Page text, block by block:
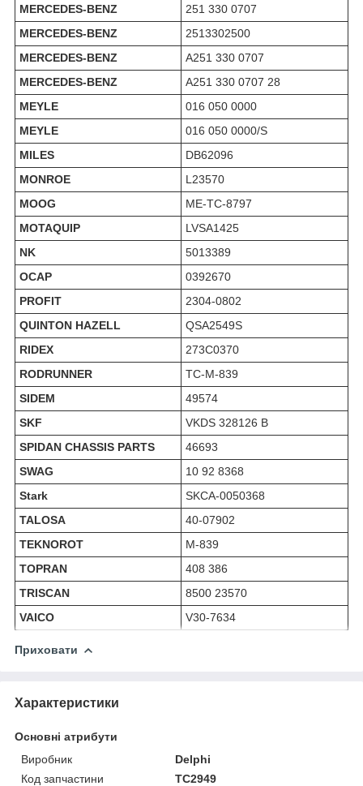
MERCEDES-BENZ
251 330 0707
MERCEDES-BENZ
2513302500
MERCEDES-BENZ
A251 330 0707
MERCEDES-BENZ
A251 330 0707 28
MEYLE
016 050 0000
MEYLE
016 050 0000/S
MILES
DB62096
MONROE
L23570
MOOG
ME-TC-8797
MOTAQUIP
LVSA1425
NK
5013389
OCAP
0392670
PROFIT
2304-0802
QUINTON HAZELL
QSA2549S
RIDEX
273C0370
RODRUNNER
TC-M-839
SIDEM
49574
SKF
VKDS 328126 B
SPIDAN CHASSIS PARTS
46693
SWAG
10 92 8368
Stark
SKCA-0050368
TALOSA
40-07902
TEKNOROT
M-839
TOPRAN
408 386
TRISCAN
8500 23570
VAICO
V30-7634
Приховати
Характеристики
Основні атрибути
Виробник
Delphi
Код запчастини
TC2949